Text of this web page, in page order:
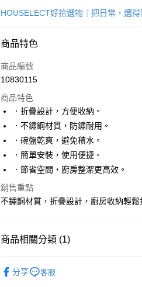
信用卡一次付款
合作金庫商業銀行
華南商業銀行
上海商業儲蓄銀行
國泰世華商業銀行
臺灣中小企業銀行
聯邦商業銀行
元大商業銀行
玉山商業銀行
台新國際商業銀行
台灣樂天信用卡公司
超商取貨付款
LINE Pay
Apple Pay
街口支付
悠遊付
ATM付款
貨到付款
運送方式
每筆NT$80，滿NT$499(含以上)免運費
HOUSELECT好拾選物｜把日常，選
商品特色
商品編號
10830115
商品特色
．折疊設計，方便收納。
．不鏽鋼材質，防鏽耐用。
．碗盤乾爽，避免積水。
．簡單安裝，使用便捷。
．節省空間，廚房整潔更高效。
銷售重點
不鏽鋼材質，折疊設計，廚房收納輕鬆
商品相關分類 (1)
分享
客服